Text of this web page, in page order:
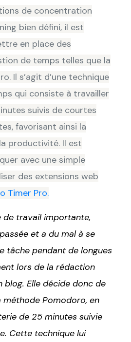
de concentration
bien défini, il est
en place des
de temps telles que la
Il s’agit d’une technique
qui consiste à travailler
suivis de courtes
favorisant ainsi la
productivité. Il est
avec une simple
des extensions web
Timer Pro.
de travail importante,
et a du mal à se
tâche pendant de longues
lors de la rédaction
Elle décide donc de
Pomodoro, en
de 25 minutes suivie
Cette technique lui